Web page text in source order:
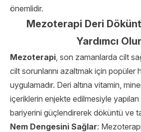
önemlidir.
Mezoterapi Deri
Yardımcı
Mezoterapi, son zamanlarda cilt
cilt sorunlarını azaltmak için popüler
uygulamadır. Deri altına vitamin,
içeriklerin enjekte edilmesiyle
bariyerini güçlendirerek döküntü ve
Nem Dengesini Sağlar: